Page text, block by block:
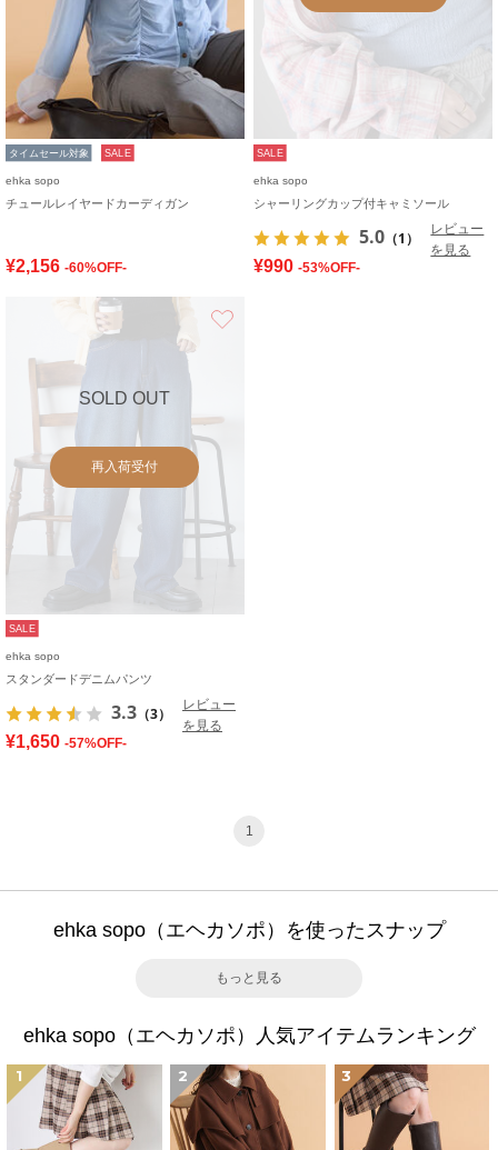
タイムセール対象 SALE
ehka sopo
チュールレイヤードカーディガン
¥2,156 -60%OFF-
SALE
ehka sopo
シャーリングカップ付キャミソール
5.0 （1）
レビュー
を見る
¥990 -53%OFF-
SOLD OUT
再入荷受付
SALE
ehka sopo
スタンダードデニムパンツ
3.3 （3）
レビュー
を見る
¥1,650 -57%OFF-
1
ehka sopo（エヘカソポ）を使ったスナップ
もっと見る
ehka sopo（エヘカソポ）人気アイテムランキング
1 2 3